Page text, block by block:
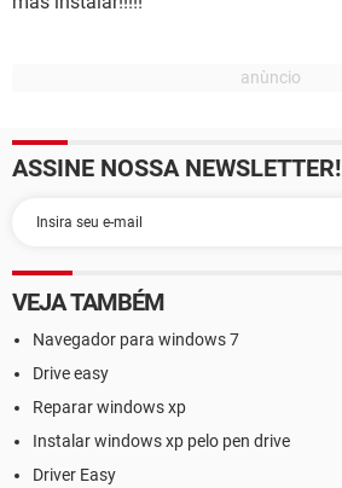
ASSINE NOSSA NEWSLETTER!
VEJA TAMBÉM
Navegador para windows 7
Drive easy
Reparar windows xp
Instalar windows xp pelo pen drive
Driver Easy